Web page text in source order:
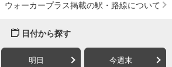
ウォーカープラス掲載の駅・路線について
日付から探す
明日 今週末